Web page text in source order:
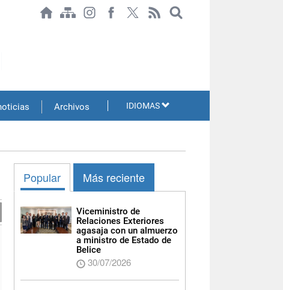
Archivos IDIOMAS
Popular Más reciente
Viceministro de
Relaciones Exteriores
agasaja con un almuerzo
a ministro de Estado de
Belice
30/07/2026